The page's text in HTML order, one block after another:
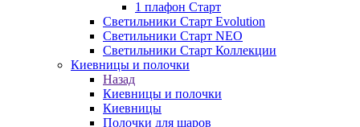
1 плафон Старт
Светильники Старт Evolution
Светильники Старт NEO
Светильники Старт Коллекции
Киевницы и полочки
Назад
Киевницы и полочки
Киевницы
Полочки для шаров